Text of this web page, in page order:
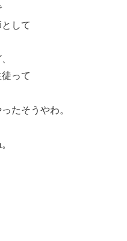
して
って
たそうやわ。